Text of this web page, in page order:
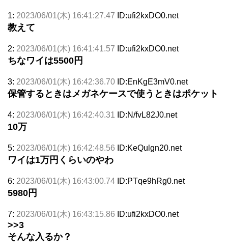
1: 2023/06/01(木) 16:41:27.47 ID:ufi2kxDO0.net
教えて
2: 2023/06/01(木) 16:41:41.57 ID:ufi2kxDO0.net
ちなワイは5500円
3: 2023/06/01(木) 16:42:36.70 ID:EnKgE3mV0.net
保管するときはメガネケースで使うときはポケット
4: 2023/06/01(木) 16:42:40.31 ID:N/fvL82J0.net
10万
5: 2023/06/01(木) 16:42:48.56 ID:KeQulgn20.net
ワイは1万円くらいのやわ
6: 2023/06/01(木) 16:43:00.74 ID:PTqe9hRg0.net
5980円
7: 2023/06/01(木) 16:43:15.86 ID:ufi2kxDO0.net
>>3
そんな入るか？